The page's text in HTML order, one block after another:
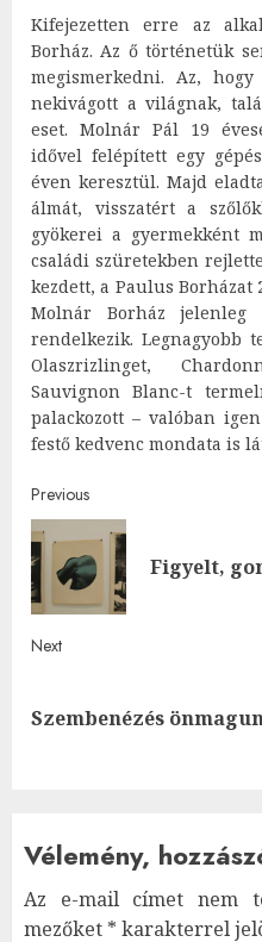
Kifejezetten erre az
Borház. Az ő történetük
megismerkedni. Az,
nekivágott a világnak,
eset. Molnár Pál 19
idővel felépített egy
éven keresztül. Majd
álmát, visszatért a
gyökerei a gyermekként
családi szüretekben
kezdett, a Paulus Borházat
Molnár Borház jelenleg
rendelkezik. Legnagyobb
Olaszrizlinget,
Sauvignon Blanc-t
palackozott – valóban
festő kedvenc mondata is
Post
navigation
Previous
Figyelt,
Next
Next
Szembenézés
Vélemény,
Az e-mail címet nem
mezőket * karakterrel